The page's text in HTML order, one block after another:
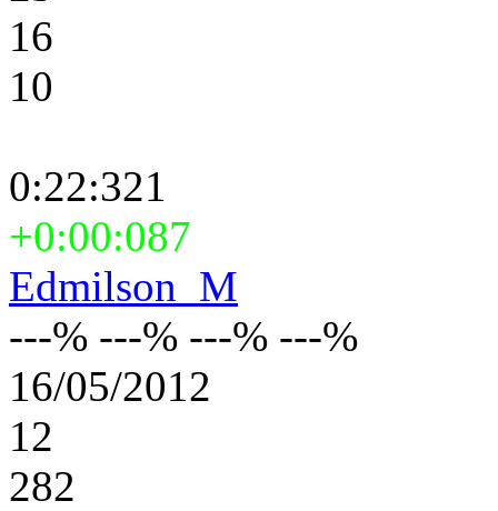
16
10
0:22:321
+0:00:087
Edmilson_M
---% ---% ---% ---%
16/05/2012
12
282